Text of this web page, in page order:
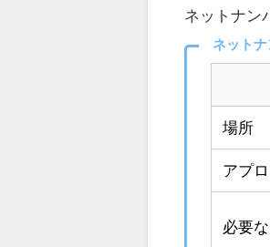
ネットナン
ネット
場所
アプ
必要